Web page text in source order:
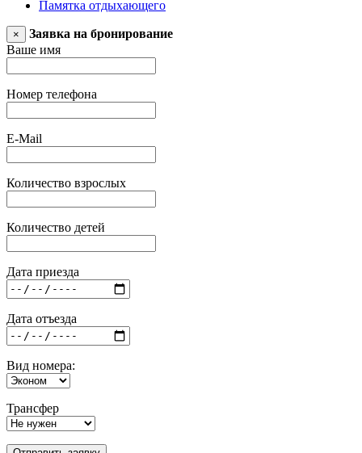
Памятка отдыхающего
×
Заявка на бронирование
Ваше имя
Номер телефона
E-Mail
Количество взрослых
Количество детей
Дата приезда
Дата отъезда
Вид номера:
Трансфер